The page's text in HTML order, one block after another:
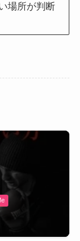
場所が判断